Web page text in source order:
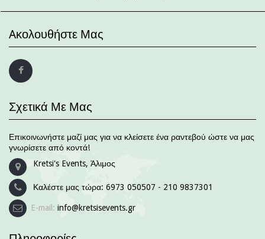
Aκολουθήστε Μας
Σχετικά Με Μας
Επικοινωνήστε μαζί μας για να κλείσετε ένα ραντεβού ώστε να μας
γνωρίσετε από κοντά!
Kretsi's Events, Άλιμος
Καλέστε μας τώρα: 6973 050507 - 210 9837301
E-mail: info@kretsisevents.gr